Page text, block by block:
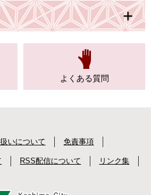
よくある質問
いについて 免責事項
RSS配信について リンク集